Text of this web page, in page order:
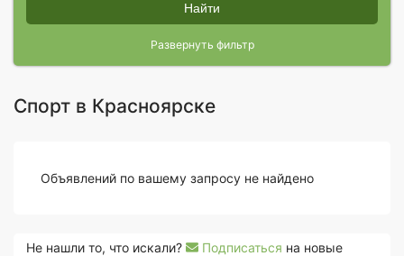
Найти
Развернуть фильтр
Спорт в Красноярске
Объявлений по вашему запросу не найдено
Не нашли то, что искали? Подписаться на новые